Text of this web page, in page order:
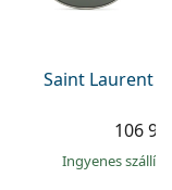
Saint Laurent
106
Ingyenes